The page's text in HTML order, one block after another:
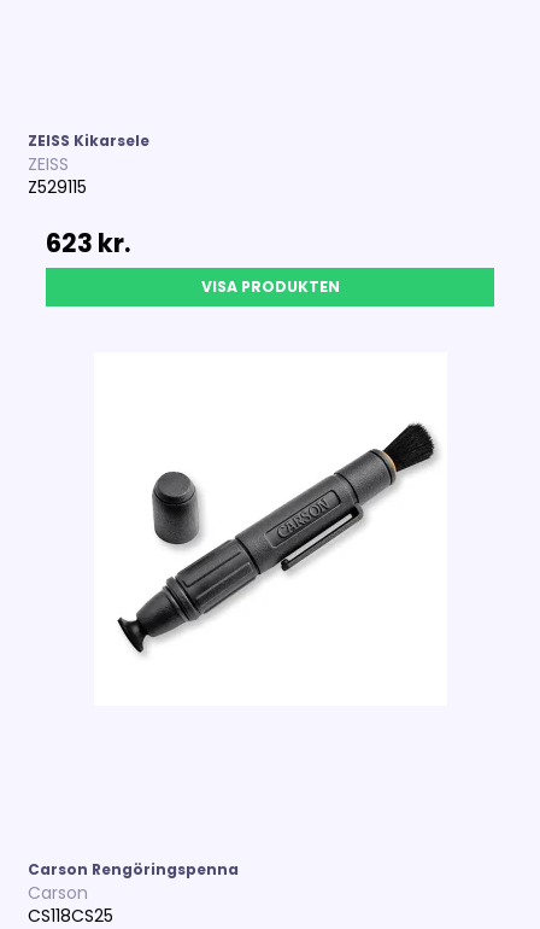
ZEISS Kikarsele
ZEISS
Z529115
623 kr.
VISA PRODUKTEN
Carson Rengöringspenna
Carson
CS118CS25